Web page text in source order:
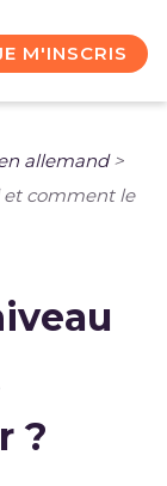
M'INSCRIS
allemand>
et comment le
?